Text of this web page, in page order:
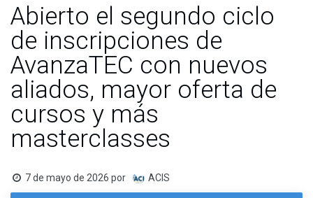
Abierto el segundo ciclo
de inscripciones de
AvanzaTEC con nuevos
aliados, mayor oferta de
cursos y más
masterclasses
7 de mayo de 2026 por ACIS